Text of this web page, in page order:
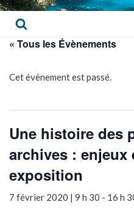
« Tous les Évènements
Cet évènement est passé.
Une histoire des
archives : enjeux
exposition
7 février 2020 | 9 h 30 - 16 h